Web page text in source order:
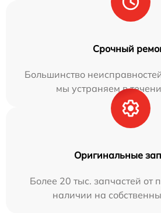
Срочный
Большинство
мы устраняем в
Оригинальные
Более 20 тыс. запчастей от
наличии на